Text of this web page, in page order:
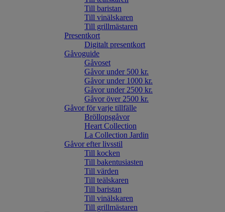
Till baristan
Till vinälskaren
Till grillmästaren
Presentkort
Digitalt presentkort
Gåvoguide
Gåvoset
Gåvor under 500 kr.
Gåvor under 1000 kr.
Gåvor under 2500 kr.
Gåvor över 2500 kr.
Gåvor för varje tillfälle
Bröllopsgåvor
Heart Collection
La Collection Jardin
Gåvor efter livsstil
Till kocken
Till bakentusiasten
Till värden
Till teälskaren
Till baristan
Till vinälskaren
Till grillmästaren